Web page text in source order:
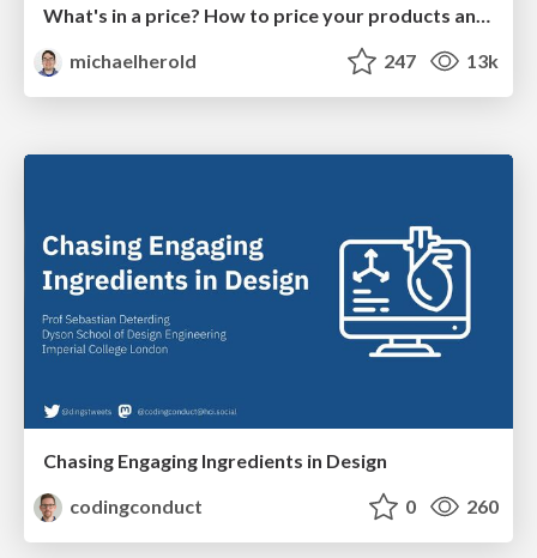
What's in a price? How to price your products and services
michaelherold
247 13k
Chasing Engaging Ingredients in Design
codingconduct
0 260